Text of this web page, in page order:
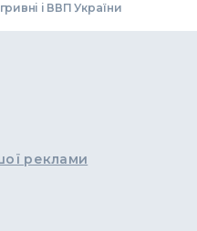
і ВВП України
реклами